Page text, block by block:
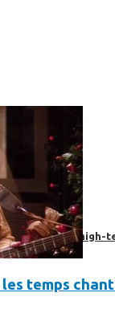
vos appareils high-
temps